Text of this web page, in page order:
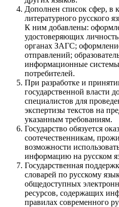
Дополнен список сфер, в
литературного русского
К ним добавлены:
удостоверяющих
органах ЗАГС;
отправлений;
информационные
потребителей.
При разработке и
государственной власти
специалистов для
экспертизы текстов на
указанным требованиям.
Государство обязуется
соотечественникам,
возможности
информацию на русском
Государственная
словарей по русскому
общедоступных
ресурсов, содержащих
правилах современного